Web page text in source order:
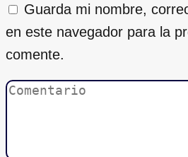
Guarda mi nombre,
en este navegador para la
comente.